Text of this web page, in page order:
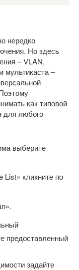
нередко
Но здесь
– VLAN,
мультикаста –
как типовой
для любого
выберите
кликните по
предоставленный
задайте